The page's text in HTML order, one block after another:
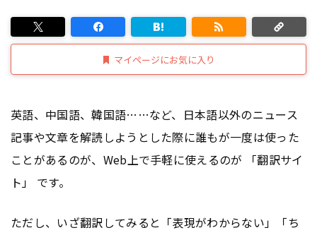
マイページにお気に入り
英語、中国語、韓国語……など、日本語以外のニュース
記事や文章を解読しようとした際に誰もが一度は使った
ことがあるのが、Web上で手軽に使えるのが 「翻訳サイ
ト」 です。
ただし、いざ翻訳してみると「表現がわからない」「ち